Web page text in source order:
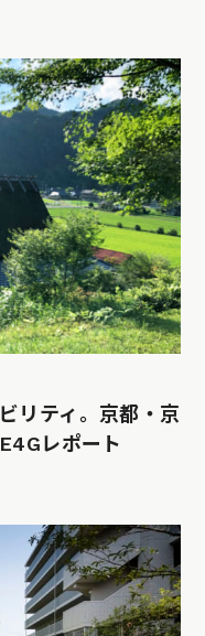
リティ。京都・京
レポート